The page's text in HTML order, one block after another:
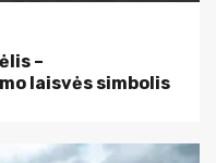
–
laisvės simbolis